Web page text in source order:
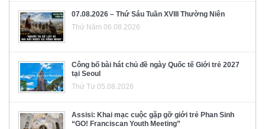
07.08.2026 – Thứ Sáu Tuần XVIII Thường Niên
Thứ Năm 06.08.2026
Công bố bài hát chủ đề ngày Quốc tế Giới trẻ 2027
tại Seoul
Thứ Tư 05.08.2026
Assisi: Khai mạc cuộc gặp gỡ giới trẻ Phan Sinh
“GO! Franciscan Youth Meeting”